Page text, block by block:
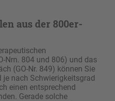
aus der 800er-
Nrn. 804 und 806) und das
(GO-Nr. 849) können Sie
nach Schwierigkeitsgrad
einen entsprechend
Gerade solche